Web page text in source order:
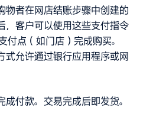
物者在网店结账步骤中创建的
，客户可以使用这些支付指令
付点（如门店）完成购买。
式允许通过银行应用程序或网
付款。交易完成后即发货。